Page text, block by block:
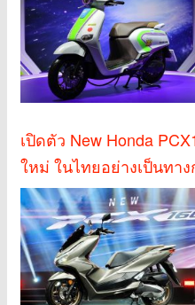
เปิดตัว New Honda
ใหม่ ในไทยอย่างเป็นทาง